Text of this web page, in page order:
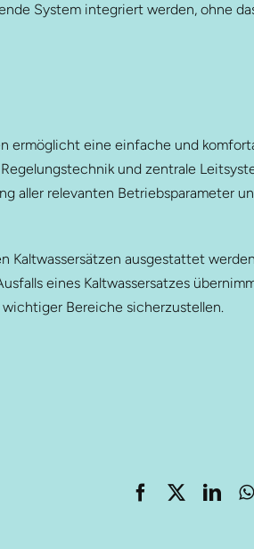
System integriert werden, ohne
ermöglicht eine einfache und
und zentrale
aller relevanten Betriebsparameter
Kaltwassersätzen ausgestattet
eines Kaltwassersatzes
Bereiche sicherzustellen.
Zuverlässige Kühlung